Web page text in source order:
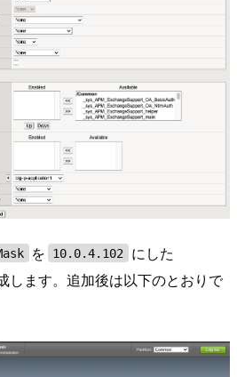
を 10.0.4.102 にした
します。追加後は以下のとおりで